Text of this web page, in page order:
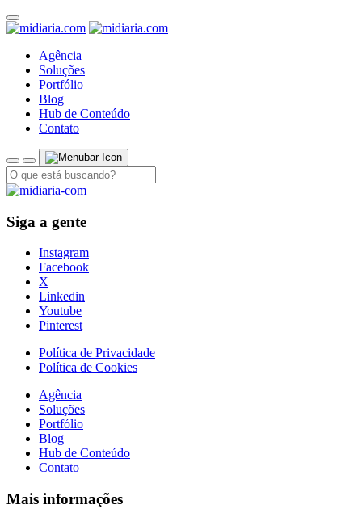
Agência
Soluções
Portfólio
Blog
Hub de Conteúdo
Contato
Siga a gente
Instagram
Facebook
X
Linkedin
Youtube
Pinterest
Política de Privacidade
Política de Cookies
Agência
Soluções
Portfólio
Blog
Hub de Conteúdo
Contato
Mais informações